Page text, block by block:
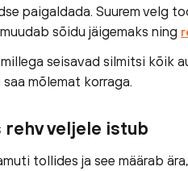
paigaldada. Suurem velg
sõidu jäigemaks ning
seisavad silmitsi kõik
mõlemat korraga.
rehv veljele istub
tollides ja see määrab